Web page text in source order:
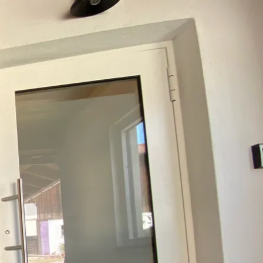
B2B Portal